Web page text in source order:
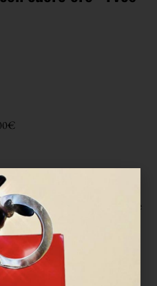
“Yves Saint Laurent”.
in pelle, tomaia lavorata a pieghe
accessorio a forma di cuore in
laccata in tinta. Fodera dotata,